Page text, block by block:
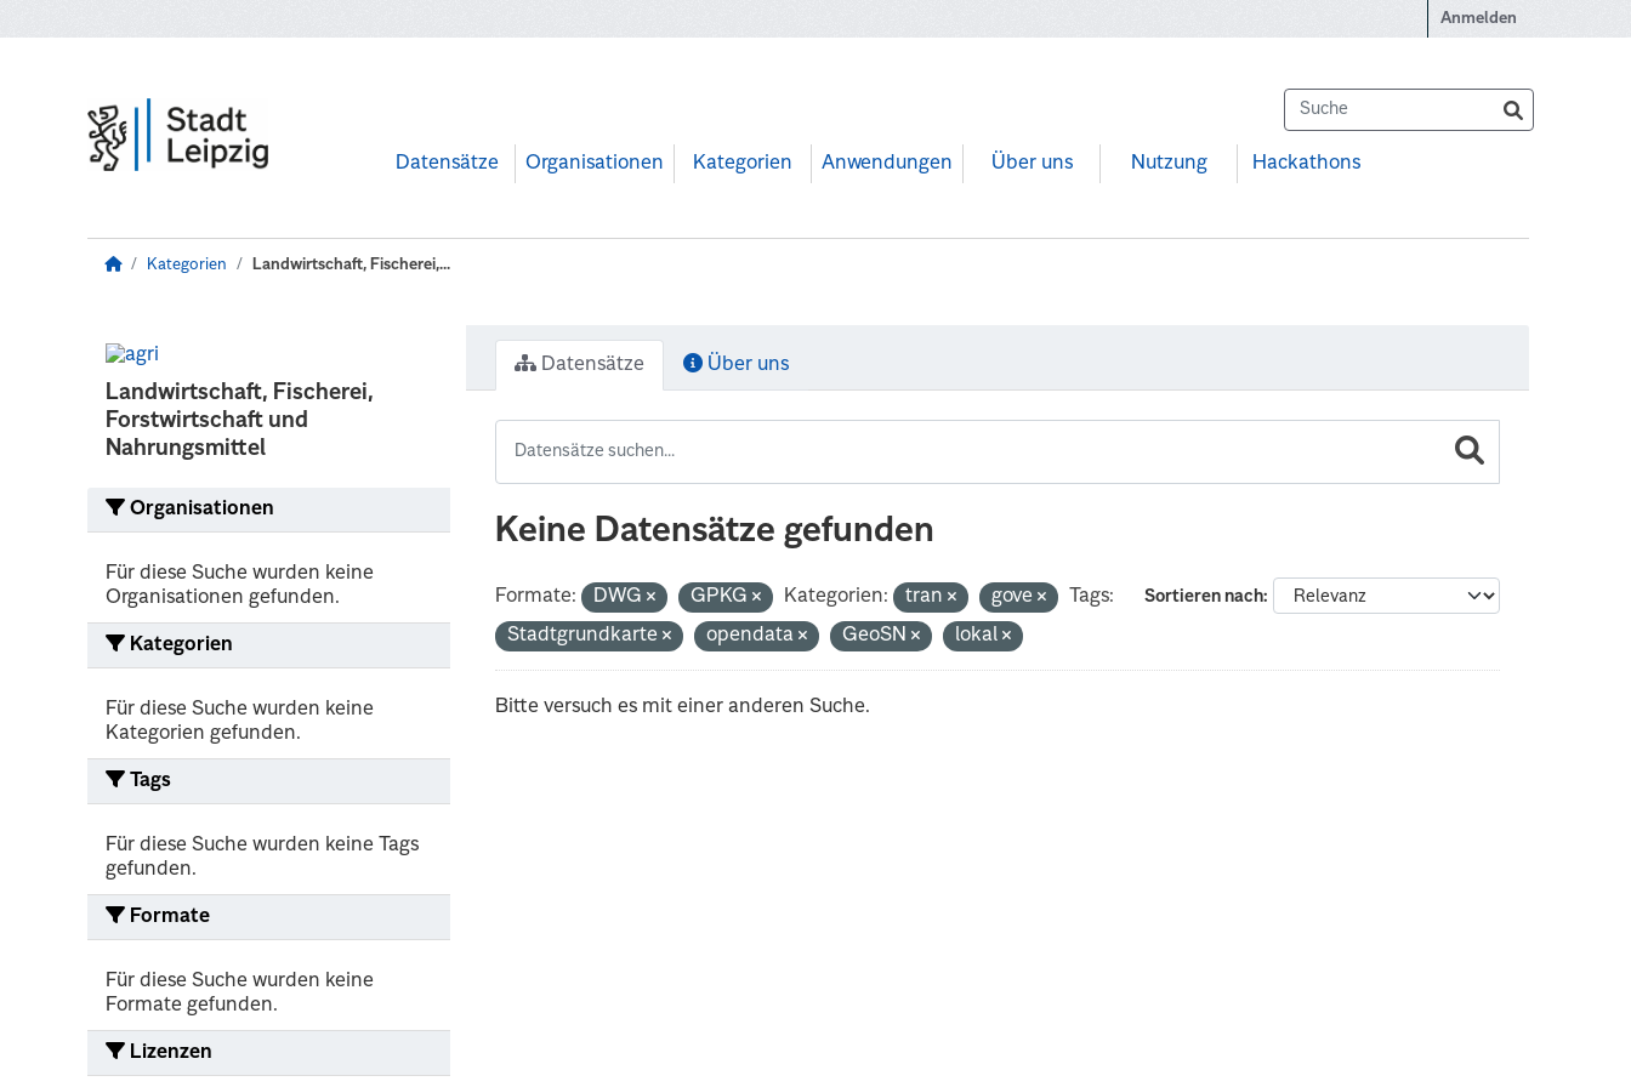
Anmelden
Datensätze Organisationen Kategorien Anwendungen Über uns Nutzung Hackathons
Kategorien Landwirtschaft, Fischerei,...
Landwirtschaft, Fischerei,
Forstwirtschaft und
Nahrungsmittel
Organisationen
Für diese Suche wurden keine
Organisationen gefunden.
Kategorien
Für diese Suche wurden keine
Kategorien gefunden.
Tags
Für diese Suche wurden keine Tags
gefunden.
Formate
Für diese Suche wurden keine
Formate gefunden.
Lizenzen
Datensätze Über uns
Keine Datensätze gefunden
Sortieren nach
Formate: DWG GPKG Kategorien: tran gove
Tags:
Stadtgrundkarte
opendata GeoSN lokal
Bitte versuch es mit einer anderen Suche.